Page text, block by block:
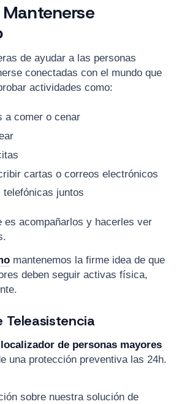
de ayudar a las personas
conectadas con el mundo que
actividades como:
a comer o cenar
cartas o correos electrónicos
telefónicas juntos
es acompañarlos y hacerles ver
mantenemos la firme idea de que
deben seguir activas física,
Teleasistencia
de personas mayores
una protección preventiva las 24h.
sobre nuestra solución de